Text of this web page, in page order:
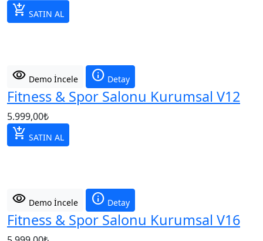
add_shopping_cart SATIN AL
visibility Demo İncele info Detay
Fitness & Spor Salonu Kurumsal V12
5.999,00₺
add_shopping_cart SATIN AL
visibility Demo İncele info Detay
Fitness & Spor Salonu Kurumsal V16